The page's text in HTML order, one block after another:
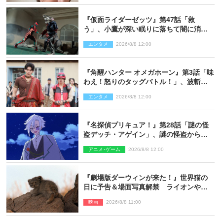
『仮面ライダーゼッツ』第47話「救
う」、小鷹が深い眠りに落ちて闇に消え
エンタメ 2026/8/8 12:00
『角醒ハンター オメガホーン』第3話「味
わえ！怒りのタッグバトル！」、波斬の
エンタメ 2026/8/8 12:00
『名探偵プリキュア！』第28話「謎の怪
盗デッチ・アゲイン」、謎の怪盗から不
アニメ･ゲーム 2026/8/8 12:00
『劇場版ダーウィンが来た！』世界猫の
日に予告＆場面写真解禁 ライオンやマ
映画 2026/8/8 11:00